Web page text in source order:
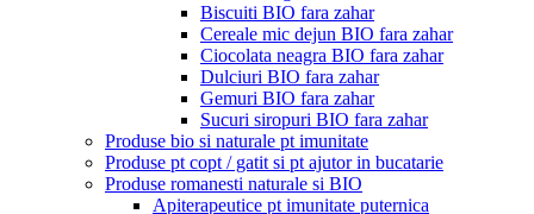
Biscuiti BIO fara zahar
Cereale mic dejun BIO fara zahar
Ciocolata neagra BIO fara zahar
Dulciuri BIO fara zahar
Gemuri BIO fara zahar
Sucuri siropuri BIO fara zahar
Produse bio si naturale pt imunitate
Produse pt copt / gatit si pt ajutor in bucatarie
Produse romanesti naturale si BIO
Apiterapeutice pt imunitate puternica